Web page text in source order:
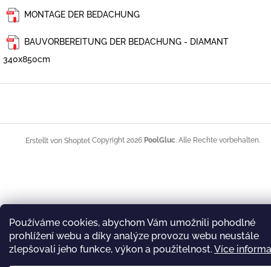
Používáme cookies, abychom Vám umožnili pohodlné
prohlížení webu a díky analýze provozu webu neustále
zlepšovali jeho funkce, výkon a použitelnost.Více
MONTAGE DER BEDACHUNG
BAUVORBEREITUNG DER BEDACHUNG - DIAMANT
340x850cm
Erstellt von Shoptet Copyright 2026 PoolGluc. Alle Rechte vorbehalten.